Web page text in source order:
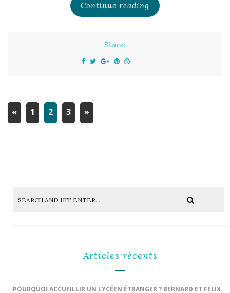
Continue reading
Share:
« 1 2 3 »
Articles récents
POURQUOI ACCUEILLIR UN LYCÉEN ÉTRANGER ? BERNARD ET FELIX